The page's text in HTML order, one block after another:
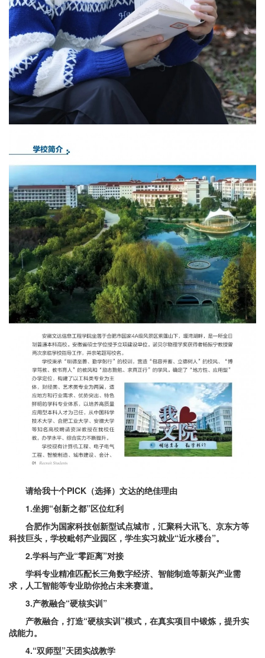
请给我十个PICK（选择）文达的绝佳理由
1.坐拥“创新之都”区位红利
合肥作为国家科技创新型试点城市，汇聚科大讯飞、京东方等
科技巨头，学校毗邻产业园区，学生实习就业“近水楼台”。
2.学科与产业“零距离”对接
学科专业精准匹配长三角数字经济、智能制造等新兴产业需
求，人工智能等专业助你抢占未来赛道。
3.产教融合“硬核实训”
产教融合，打造“硬核实训”模式，在真实项目中锻炼，提升实
战能力。
4.“双师型”天团实战教学